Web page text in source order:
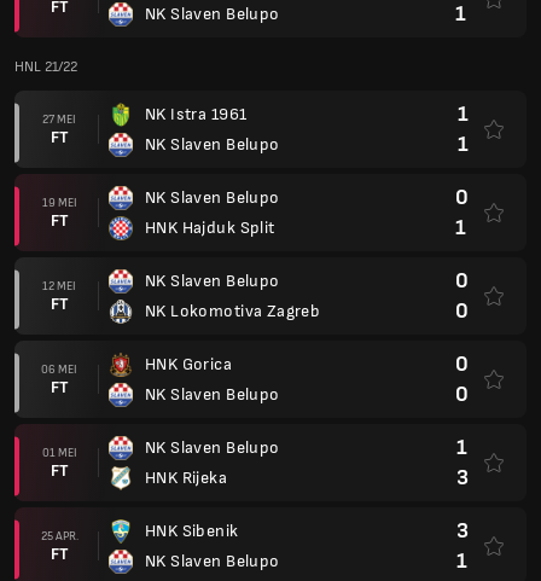
FT NK Slaven Belupo 1
HNL 21/22
27 MEI
FT
NK Istra 1961
NK Slaven Belupo
1
1
19 MEI
FT
NK Slaven Belupo
HNK Hajduk Split
0
1
12 MEI
FT
NK Slaven Belupo
NK Lokomotiva Zagreb
0
0
06 MEI
FT
HNK Gorica
NK Slaven Belupo
0
0
01 MEI
FT
NK Slaven Belupo
HNK Rijeka
1
3
25 APR.
FT
HNK Sibenik
NK Slaven Belupo
3
1